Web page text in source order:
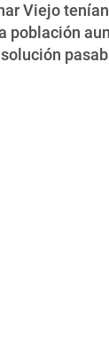
Viejo
población